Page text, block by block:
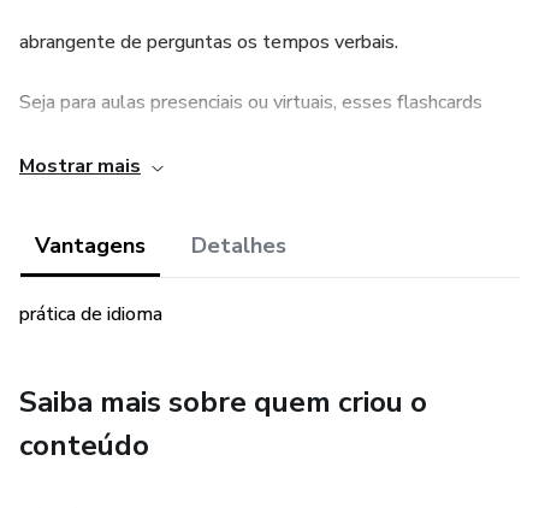
abrangente de perguntas os tempos verbais.
Seja para aulas presenciais ou virtuais, esses flashcards
serão de grande ajuda para reforçar a compreensão e o uso
estruturas gramaticais fundamentais.
Os flashcards deste livro atendem a alunos de diversos
Mostrar mais
Vantagens Detalhes
prática de idioma
Saiba mais sobre quem criou o
conteúdo